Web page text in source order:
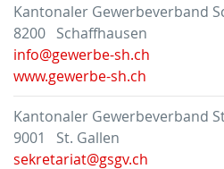
Kantonaler Gewerbeverband
8200 Schaffhausen
info@gewerbe-sh.ch
www.gewerbe-sh.ch
Kantonaler Gewerbeverband
9001 St. Gallen
sekretariat@gsgv.ch